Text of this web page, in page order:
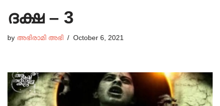
ദക്ഷ – 3
by അഭിരാമി അഭി October 6, 2021